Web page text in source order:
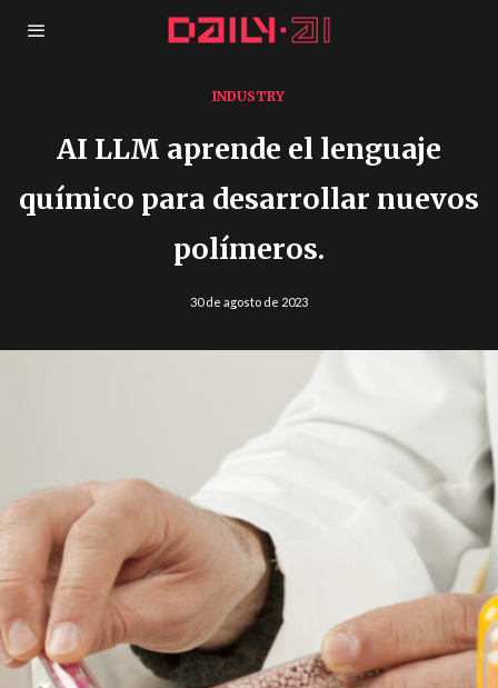
INDUSTRY
AI LLM aprende el lenguaje
químico para desarrollar nuevos
polímeros.
30 de agosto de 2023